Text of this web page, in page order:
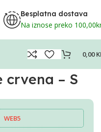
Besplatna dostava
Na iznose preko
0,00
crvena – S
WEB5